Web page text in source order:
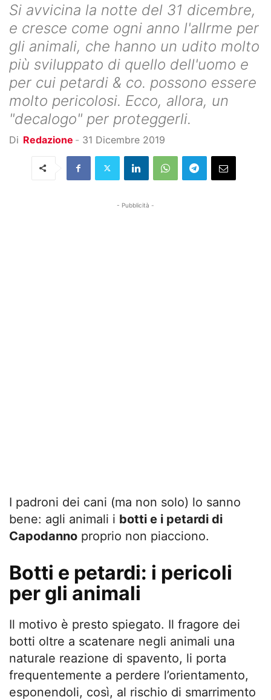
Si avvicina la notte del 31 dicembre,
e cresce come ogni anno l'allrme per
gli animali, che hanno un udito molto
più sviluppato di quello dell'uomo e
per cui petardi & co. possono essere
molto pericolosi. Ecco, allora, un
"decalogo" per proteggerli.
Di Redazione - 31 Dicembre 2019
- Pubblicità -
I padroni dei cani (ma non solo) lo sanno
bene: agli animali i botti e i petardi di
Capodanno proprio non piacciono.
Botti e petardi: i pericoli
per gli animali
Il motivo è presto spiegato. Il fragore dei
botti oltre a scatenare negli animali una
naturale reazione di spavento, li porta
frequentemente a perdere l’orientamento,
esponendoli, così, al rischio di smarrimento